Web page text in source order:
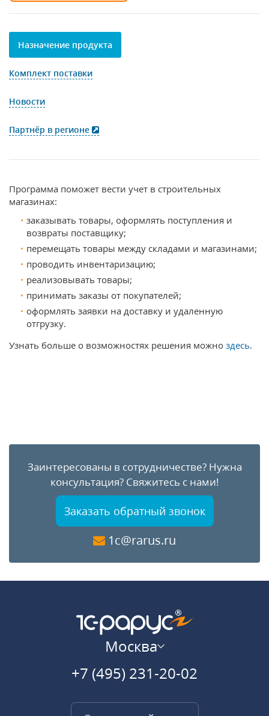
Назначение продукта
Комплект поставки
Новости
Партнёр в регионе
Программа поможет вести учет в строительных
магазинах:
заказывать товары, оформлять поступления и
возвраты поставщику;
перемещать товары между складами и магазинами;
проводить инвентаризацию;
реализовывать товары;
принимать заказы от покупателей;
оформлять заявки на доставку и удаленную
отгрузку.
Узнать больше о возможностях решения можно здесь.
Заинтересованы в сотрудничестве?Нужна
консультация? Свяжитесь с нами!
Заказать обратный звонок
1c@rarus.ru
Москва
+7 (495) 231-20-02